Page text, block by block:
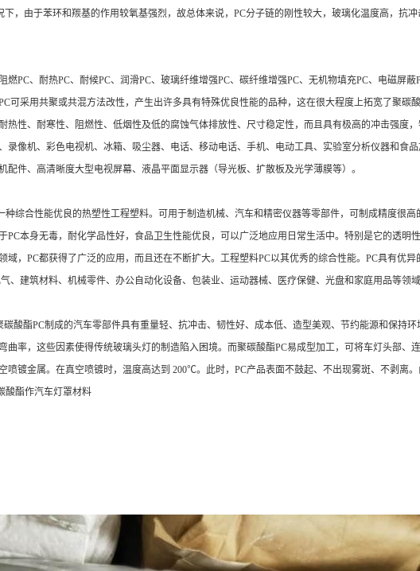
，由于苯环和羰基的作用较氧基强烈，故总体来说，PC分子链的刚性较大，玻璃化温度高，抗
PC、耐热PC、耐候PC、润滑PC、玻璃纤维增强PC、碳纤维增强PC、无机物填充PC、电磁屏
可采用共聚或共混方法改性，产生出许多具有特殊优良性能的品种，这在很大程度上拓宽了聚碳
性、耐寒性、阻燃性、低烟性及低的腐蚀气体排放性、尺寸稳定性，而且具有极高的冲击强度
像机、彩色电视机、冰箱、吸尘器、电话、移动电话、手机、电动工具、实验室分析仪器和食
件、高清晰度大型电视屏幕、液晶平面显示器（导光板、扩散板及光学薄膜等）。
综合性能优良的热塑性工程塑料。可用于制造机械、汽车和精密仪器等零部件，可制成精度很
本身无毒，耐化学品性好，食品卫生性能优良，可以广泛地应用日常生活中。特别是它的透明
，PC都获得了广泛的应用，而且还在不断扩大。工程塑料PC以其优秀的综合性能。PC具有优
、建筑材料、机械零件、办公自动化设备、包装业、运动器械、医疗保健、光盘和家庭用品等领域
酸酯PC制成的汽车零部件具有重量轻、抗冲击、韧性好、成本低、造型美观、节约能源和保持
率，这些因素使得传统玻璃头灯的制造陷入困境。而聚碳酸酯PC易成型加工，可将车灯头部、
镀金属。在真空喷镀时，温度高达到 200℃。此时，PC产品表面不鼓起、不出现雾斑、不剥离
酸酯作汽车灯罩材料